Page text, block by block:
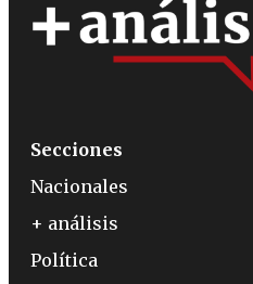
Secciones
Nacionales
+ análisis
Política